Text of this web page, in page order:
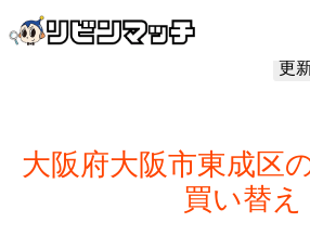
更
大阪府大阪市東成区
買い替え